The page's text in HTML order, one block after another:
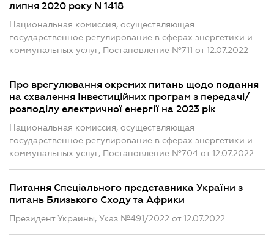
липня 2020 року N 1418
Национальная комиссия, осуществляющая
государственное регулирование в сферах энергетики и
коммунальных услуг, Постановление №711 от 12.07.2022
Про врегулювання окремих питань щодо подання
на схвалення Інвестиційних програм з передачі/
розподілу електричної енергії на 2023 рік
Национальная комиссия, осуществляющая
государственное регулирование в сферах энергетики и
коммунальных услуг, Постановление №704 от 12.07.2022
Питання Спеціального представника України з
питань Близького Сходу та Африки
Президент Украины, Указ №491/2022 от 12.07.2022